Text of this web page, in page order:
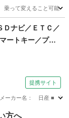
乗って変えること可能
ナビ／ＥＴＣ／
ートキー／プッ
ートエアコン／
／アイドリング
ザー （検8.10）
提携サイト
カー名： 日産 ■ 車種
方へ